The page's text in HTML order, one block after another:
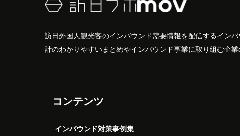
訪日外国人観光客のインバウンド需要情報を配信するイン
計のわかりやすいまとめやインバウンド事業に取り組む企
コンテンツ
インバウンド対策事例集